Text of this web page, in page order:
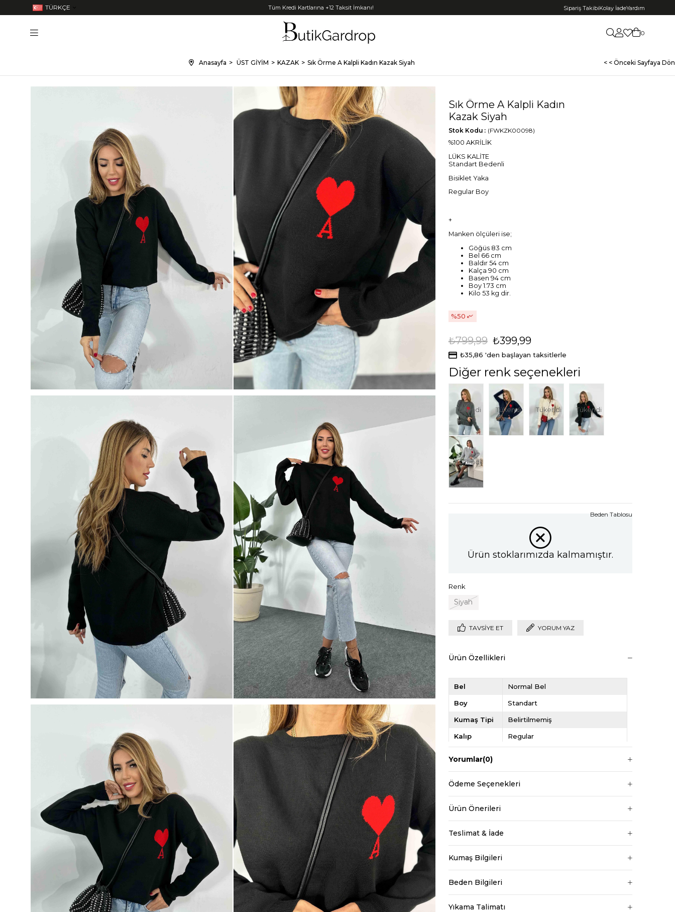
TÜRKÇE Tüm Kredi Kartlarına +12 Taksit İmkanı! Sipariş TakibiKolay İadeYardım
0
Anasayfa ÜST GİYİM KAZAK Sık Örme A Kalpli Kadın Kazak Siyah < < Önceki Sayfaya Dön
Sık Örme A Kalpli Kadın
Kazak Siyah
(FWKZK00098)
Stok Kodu
%100 AKRİLİK
LÜKS KALİTE
Standart Bedenli
Bisiklet Yaka
Regular Boy
+
Manken ölçüleri ise;
Göğüs 83 cm
Bel 66 cm
Baldır 54 cm
Kalça 90 cm
Basen 94 cm
Boy 1.73 cm
Kilo 53 kg dir.
50
₺799,99 ₺399,99
₺35,86 'den başlayan taksitlerle
Diğer renk seçenekleri
Tükendi Tükendi Tükendi Tükendi
Tükendi
Ürün stoklarımızda kalmamıştır.
Renk
Siyah
Beden Tablosu
TAVSIYE ET YORUM YAZ
Ürün Özellikleri
Bel Normal Bel
Boy Standart
Kumaş Tipi Belirtilmemiş
Kalıp Regular
Yorumlar(0)
Ödeme Seçenekleri
Ürün Önerileri
Teslimat & İade
Kumaş Bilgileri
Beden Bilgileri
Yıkama Talimatı